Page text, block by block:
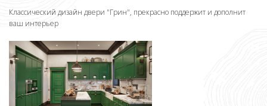
Классический дизайн двери "Грин", прекрасно поддержит и дополнит
ваш интерьер